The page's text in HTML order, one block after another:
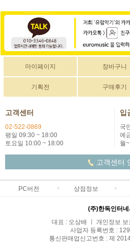
마이페이지 장바구니
기획전 구매후기
고객센터
02-522-0869
평일 09:30 ~ 18:00
토요일 10:00 ~ 18:00
입
국
예
월
고객센터
PC버전 상점정보
(주)한독인터네
대표 : 오상배 ㅣ 개인정보 보
사업자 등록번호 :
통신판매업신고번호 : 제